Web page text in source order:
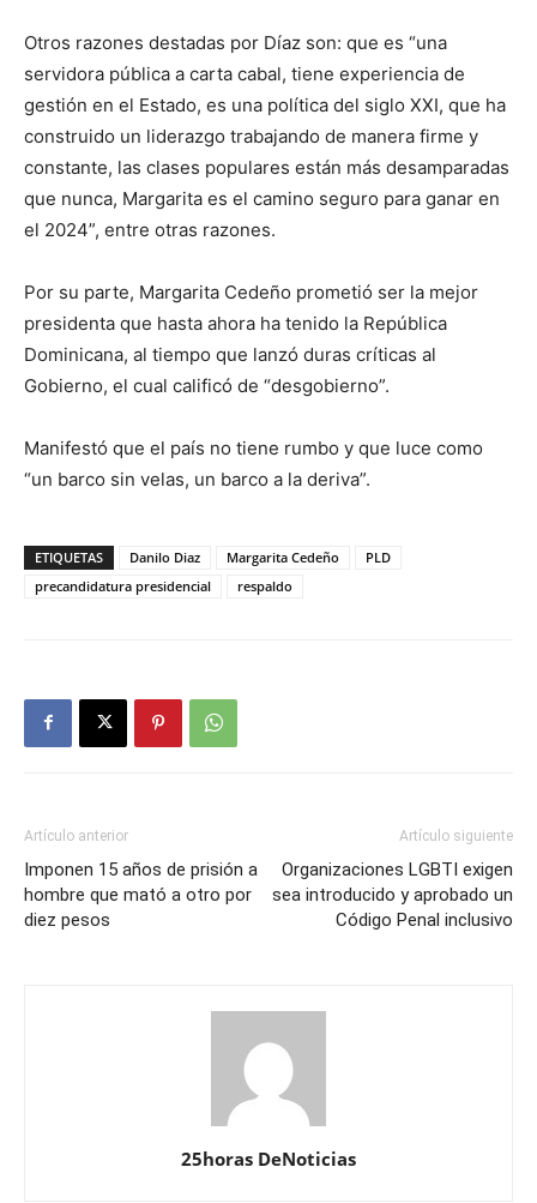
Otros razones destadas por Díaz son: que es “una
servidora pública a carta cabal, tiene experiencia de
gestión en el Estado, es una política del siglo XXI, que ha
construido un liderazgo trabajando de manera firme y
constante, las clases populares están más desamparadas
que nunca, Margarita es el camino seguro para ganar en
el 2024”, entre otras razones.
Por su parte, Margarita Cedeño prometió ser la mejor
presidenta que hasta ahora ha tenido la República
Dominicana, al tiempo que lanzó duras críticas al
Gobierno, el cual calificó de “desgobierno”.
Manifestó que el país no tiene rumbo y que luce como
“un barco sin velas, un barco a la deriva”.
ETIQUETAS Danilo Diaz Margarita Cedeño
PLD
precandidatura presidencial
respaldo
Artículo anterior
Imponen 15 años de prisión a
hombre que mató a otro por
diez pesos
Artículo siguiente
Organizaciones LGBTI exigen
sea introducido y aprobado un
Código Penal inclusivo
25horas DeNoticias